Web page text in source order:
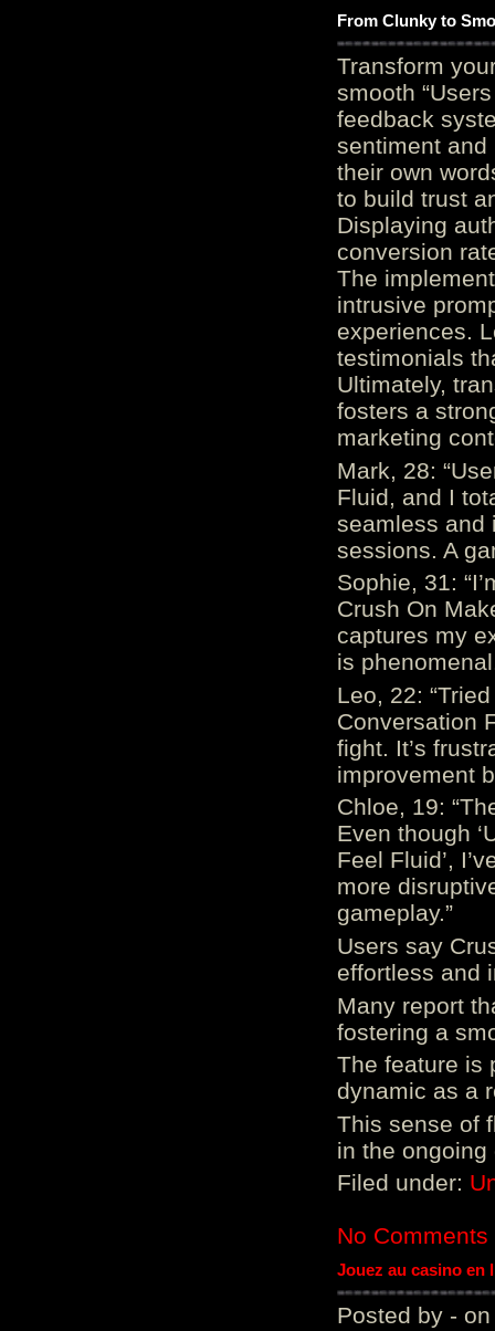
From Clunky to
Transform
smooth
feedback
sentiment and
their own
to build trust
Displaying
conversion
The
intrusive
experiences.
testimonials
Ultimately,
fosters a
marketing
Mark, 28:
Fluid, and I
seamless and
sessions. A
Sophie, 31:
Crush On
captures my
is
Leo, 22:
Conversation
fight. It’s
improvement
Chloe, 19:
Even though
Feel Fluid’,
more
gameplay.”
Users say
effortless and
Many report
fostering a
The feature is
dynamic as a
This sense of
in the ongoing
Filed under:
No Comments
Jouez au casino en
Posted by - on